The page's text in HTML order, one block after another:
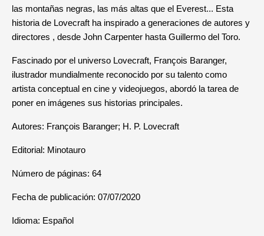
las montañas negras, las más altas que el Everest... Esta
historia de Lovecraft ha inspirado a generaciones de autores y
directores , desde John Carpenter hasta Guillermo del Toro.
Fascinado por el universo Lovecraft, François Baranger,
ilustrador mundialmente reconocido por su talento como
artista conceptual en cine y videojuegos, abordó la tarea de
poner en imágenes sus historias principales.
Autores: François Baranger; H. P. Lovecraft
Editorial: Minotauro
Número de páginas: 64
Fecha de publicación: 07/07/2020
Idioma: Español